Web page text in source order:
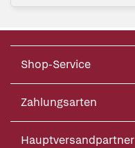
Shop-Service
Zahlungsarten
Hauptversandpartner